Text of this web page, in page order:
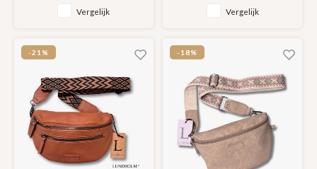
reizen en elke dag.
Vergelijk
Strömsund serie
Vergelijk
-21% -18%